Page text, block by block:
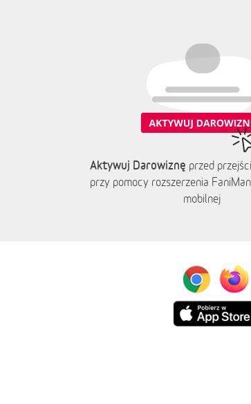
Aktywuj Darowiznę przed
przy pomocy rozszerzenia
mobilnej